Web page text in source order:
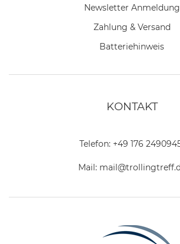
Newsletter Anmeldung
Zahlung & Versand
Batteriehinweis
KONTAKT
Telefon: +49 176
Mail: